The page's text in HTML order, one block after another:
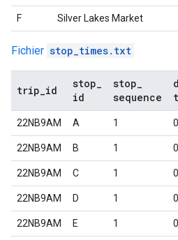
F Silver Lakes Market
Fichier stop_times.txt
trip id
stop
id
stop
sequence
22NB9AM A 1
22NB9AM B 1
22NB9AM C 1
22NB9AM D 1
22NB9AM E 1